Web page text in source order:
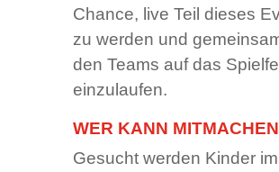
Chance, live Teil dieses
zu werden und
den Teams auf das
einzulaufen.
WER KANN
Gesucht werden Kinder